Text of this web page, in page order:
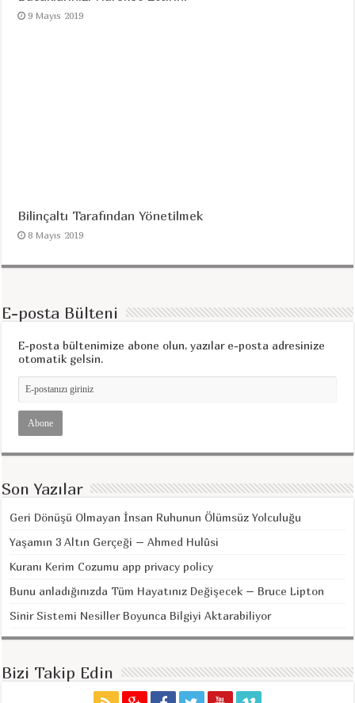
9 Mayıs 2019
Bilinçaltı Tarafından Yönetilmek
8 Mayıs 2019
E-posta Bülteni
E-posta bültenimize abone olun, yazılar e-posta adresinize
otomatik gelsin.
Son Yazılar
Geri Dönüşü Olmayan İnsan Ruhunun Ölümsüz Yolculuğu
Yaşamın 3 Altın Gerçeği – Ahmed Hulûsi
Kuranı Kerim Cozumu app privacy policy
Bunu anladığınızda Tüm Hayatınız Değişecek – Bruce Lipton
Sinir Sistemi Nesiller Boyunca Bilgiyi Aktarabiliyor
Bizi Takip Edin